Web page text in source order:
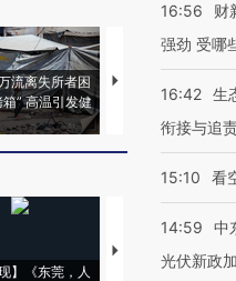
流离失所者困
” 高温引发健
视线｜HYROX的吸金
术：是什么让中产
心“花钱找虐”？
】《东莞，人
【推广】走进第四
会，让数智科技“链
16:56
财
强劲 受哪
16:42 生
衔接与追
15:10 看
14:59
中
光伏新政